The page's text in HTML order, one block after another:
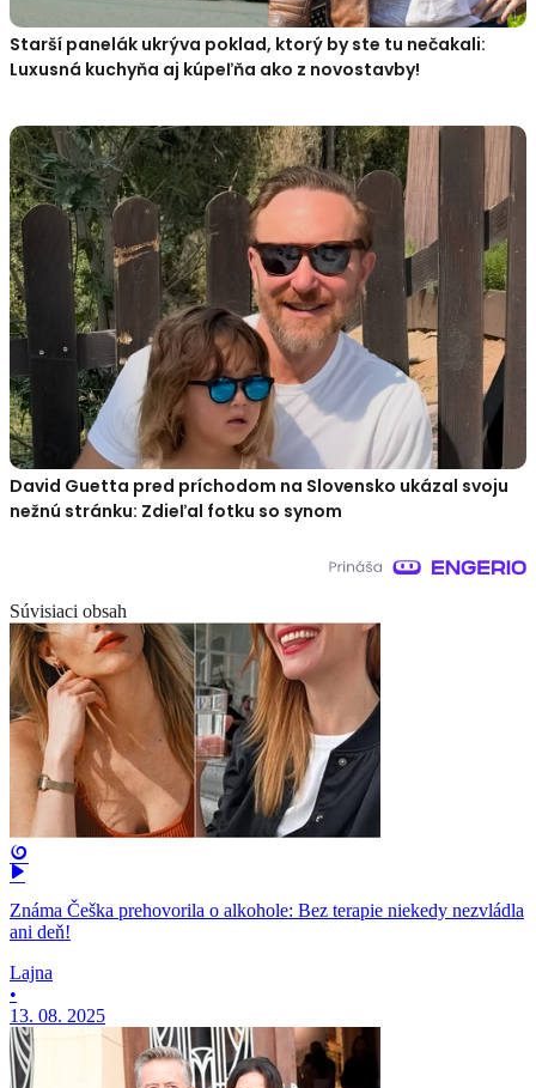
Starší panelák ukrýva poklad, ktorý by ste tu nečakali:
Luxusná kuchyňa aj kúpeľňa ako z novostavby!
David Guetta pred príchodom na Slovensko ukázal svoju
nežnú stránku: Zdieľal fotku so synom
Súvisiaci obsah
Známa Češka prehovorila o alkohole: Bez terapie niekedy nezvládla
ani deň!
Lajna
•
13. 08. 2025